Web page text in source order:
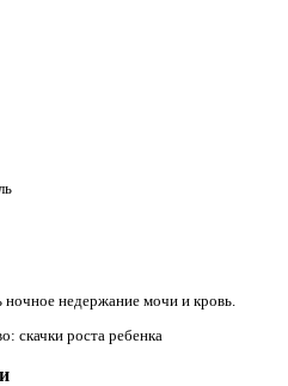
недержание мочи и кровь.
скачки роста ребенка